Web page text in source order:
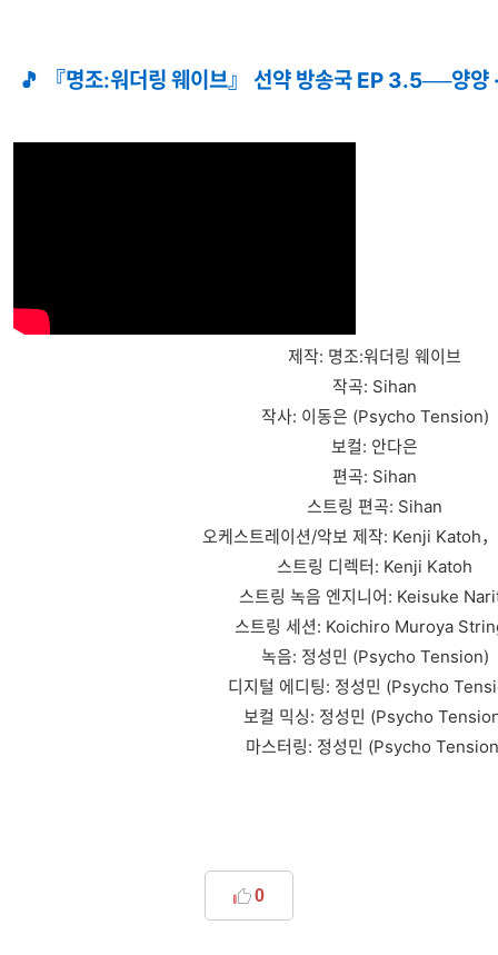
🎵 『명조:워더링 웨이브』 선약 방송국 EP 3.5──양양
제작: 명조:워더링 웨이브
작곡: Sihan
작사: 이동은 (Psycho Tension)
보컬: 안다은
편곡: Sihan
스트링 편곡: Sihan
오케스트레이션/악보 제작: Kenji Katoh
스트링 디렉터: Kenji Katoh
스트링 녹음 엔지니어: Keisuke
스트링 세션: Koichiro Muroya
녹음: 정성민 (Psycho Tension)
디지털 에디팅: 정성민 (Psycho
보컬 믹싱: 정성민 (Psycho
마스터링: 정성민 (Psycho
0